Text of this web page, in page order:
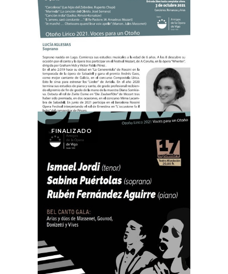
NOVAS VOCES DA
LÍRICA GALEGA .
Otoño Lírico 2021.
Otoño Lírico
BEL CANTO GALA.
Otoño Lírico 2021
Otoño Lírico
FINALIZADO